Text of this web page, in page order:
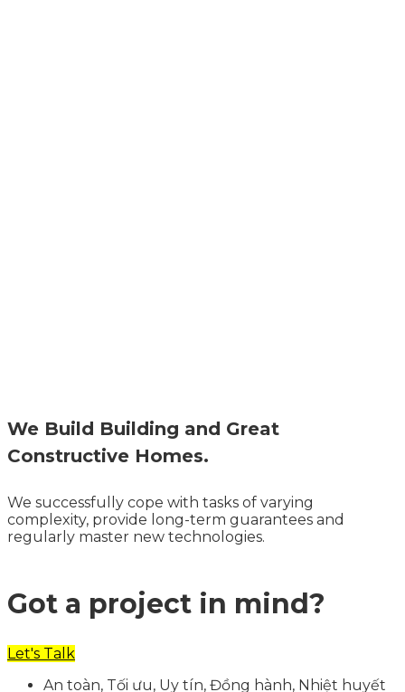
We Build Building and Great
Constructive Homes.
We successfully cope with tasks of varying
complexity, provide long-term guarantees and
regularly master new technologies.
Got a project in mind?
Let's Talk
An toàn, Tối ưu, Uy tín, Đồng hành, Nhiệt huyết